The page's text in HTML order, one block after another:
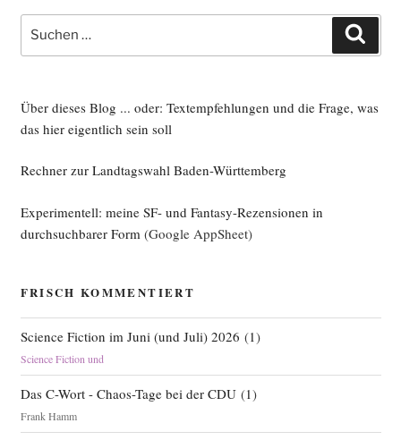
Suche
nach:
Über dieses Blog ... oder: Textempfehlungen und die Frage, was
das hier eigentlich sein soll
Rechner zur Landtagswahl Baden-Württemberg
Experimentell: meine SF- und Fantasy-Rezensionen in
durchsuchbarer Form (Google AppSheet)
FRISCH KOMMENTIERT
Science Fiction im Juni (und Juli) 2026 (1)
Science Fiction und
Das C-Wort - Chaos-Tage bei der CDU(1)
Frank Hamm